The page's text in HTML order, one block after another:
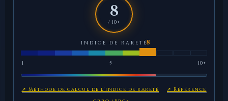
8
/ 10+
INDICE DE RARETÉ
1 5 10+
↗ Méthode de calcul de l'indice de rareté
↗ Référence